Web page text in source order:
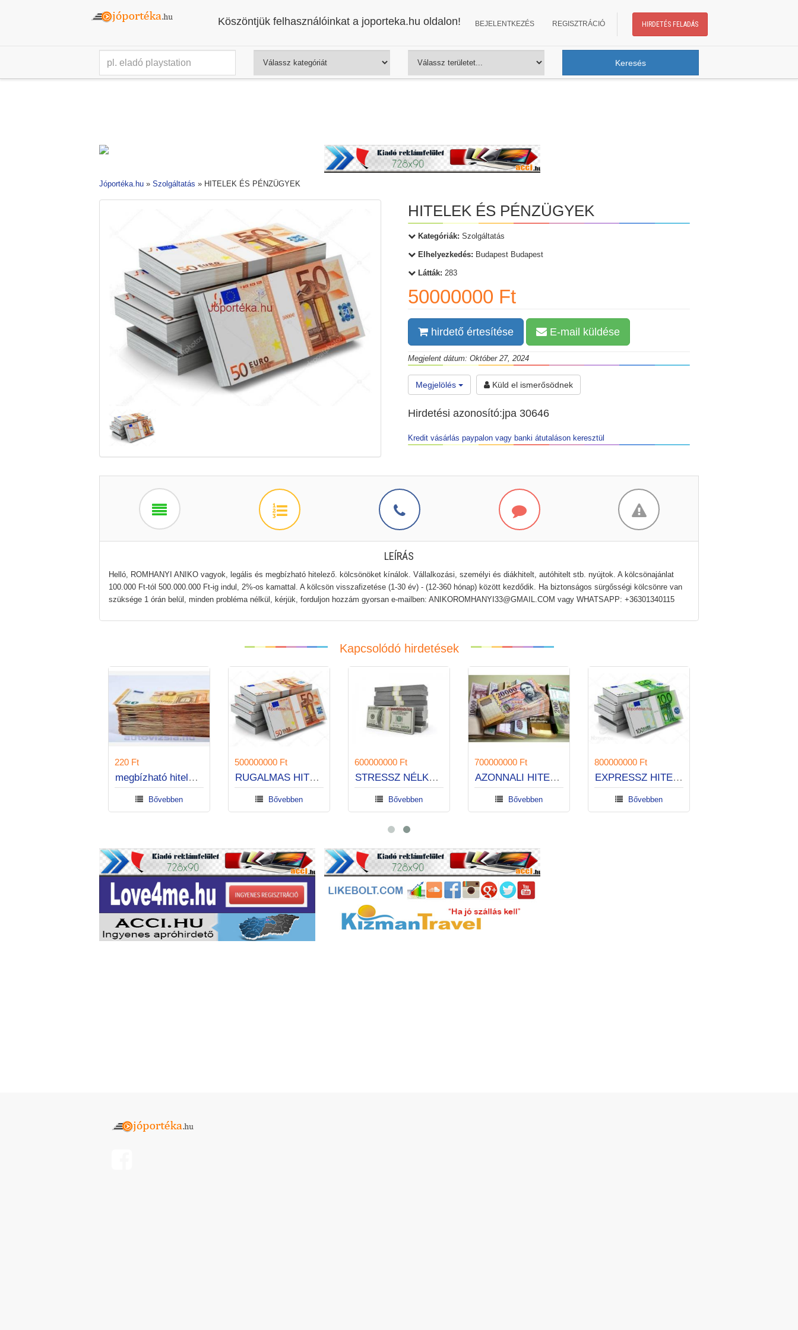
Köszöntjük felhasználóinkat a joporteka.hu oldalon! BEJELENTKEZÉS REGISZTRÁCIÓ HIRDETÉS FELADÁS
Jóportéka.hu » Szolgáltatás » HITELEK ÉS PÉNZÜGYEK
HITELEK ÉS PÉNZÜGYEK
Kategóriák: Szolgáltatás
Elhelyezkedés: Budapest Budapest
Látták: 283
50000000 Ft
hirdető értesítése E-mail küldése
Megjelent dátum: Október 27, 2024
Megjelölés Küld el ismerősödnek
Hirdetési azonosító:jpa 30646
Kredit vásárlás paypalon vagy banki átutaláson keresztül
LEÍRÁS
Helló, ROMHANYI ANIKO vagyok, legális és megbízható hitelező. kölcsönöket kínálok. Vállalkozási, személyi és diákhitelt, autóhitelt stb. nyújtok. A kölcsönajánlat
100.000 Ft-tól 500.000.000 Ft-ig indul, 2%-os kamattal. A kölcsön visszafizetése (1-30 év) - (12-360 hónap) között kezdődik. Ha biztonságos sürgősségi kölcsönre van
szüksége 1 órán belül, minden probléma nélkül, kérjük, forduljon hozzám gyorsan e-mailben: ANIKOROMHANYI33@GMAIL.COM vagy WHATSAPP: +36301340115
Kapcsolódó hirdetések
400000000 Ft
GYORS ÉS EXPRESSZ KÖLCSÖNÖK
Bővebben
220 Ft
megbízható hitelajánlat
Bővebben
500000000 Ft
RUGALMAS HITELEK 1 ÓRA ALATT
Bővebben
600000000 Ft
STRESSZ NÉLKÜLI HITELEK
Bővebben
700000000 Ft
AZONNALI HITELRE VAN SZÜKSÉGE?
Bővebben